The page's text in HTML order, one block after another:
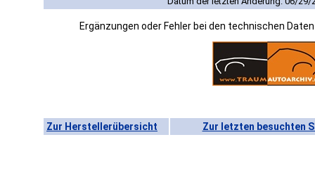
Ergänzungen oder Fehler bei den technischen
Zur Herstellerübersicht Zur letzten besuchten